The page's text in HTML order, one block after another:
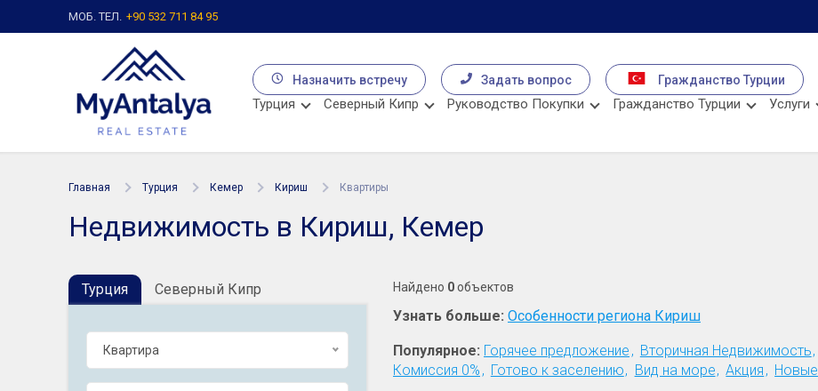
МОБ. ТЕЛ. +90 532 711 84 95
Назначить встречу Задать вопрос Гражданство Турции
Турция Северный Кипр Руководство Покупки Гражданство Турции Услуги
Главная Турция Кемер Кириш Квартиры
Недвижимость в Кириш, Кемер
Турция Северный Кипр
Квартира
Найдено 0объектов
Узнать больше: Особенности региона Кириш
Популярное: Горячее предложение Вторичная Недвижимость
Комиссия 0%
Готово к заселению Вид на море Акция Новые